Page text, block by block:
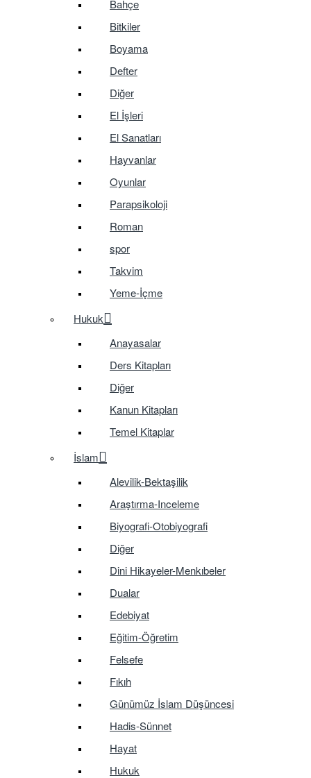
Bahçe
Bitkiler
Boyama
Defter
Diğer
El İşleri
El Sanatları
Hayvanlar
Oyunlar
Parapsikoloji
Roman
spor
Takvim
Yeme-İçme
Hukuk
Anayasalar
Ders Kitapları
Diğer
Kanun Kitapları
Temel Kitaplar
İslam
Alevilik-Bektaşilik
Araştırma-Inceleme
Biyografi-Otobiyografi
Diğer
Dini Hikayeler-Menkıbeler
Dualar
Edebiyat
Eğitim-Öğretim
Felsefe
Fıkıh
Günümüz İslam Düşüncesi
Hadis-Sünnet
Hayat
Hukuk